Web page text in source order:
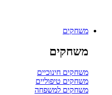
משחקים
משחקים
משחקים חינוכיים
משחקים טיפוליים
משחקים למשפחה